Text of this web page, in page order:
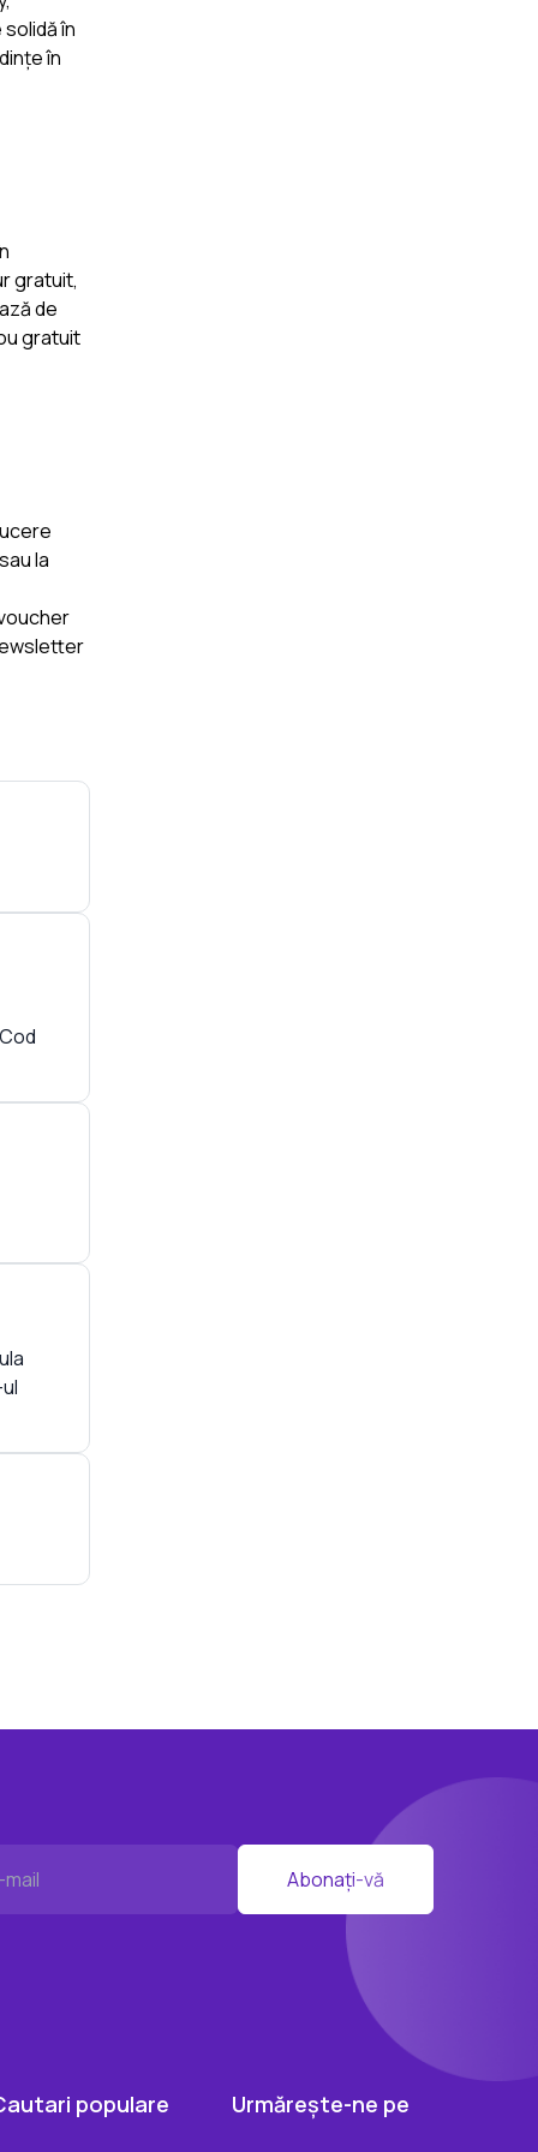
în
în
gratuit,
de
gratuit
la
Abonați-vă
populare Urmărește-ne pe